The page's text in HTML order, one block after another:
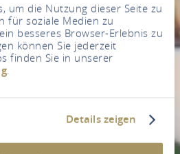
um die Nutzung dieser Seite zu
für soziale Medien zu
besseres Browser-Erlebnis zu
können Sie jederzeit
finden Sie in unserer
.
Details zeigen